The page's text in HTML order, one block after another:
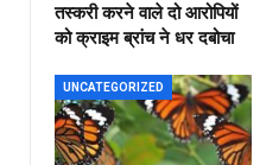
तस्करी करने वाले दो आरोपियों
को क्राइम ब्रांच ने धर दबोचा
UNCATEGORIZED